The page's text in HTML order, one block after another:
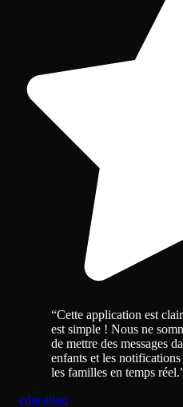
“Cette application est
est simple ! Nous ne
de mettre des messages
enfants et les
les familles en temps réel.
education